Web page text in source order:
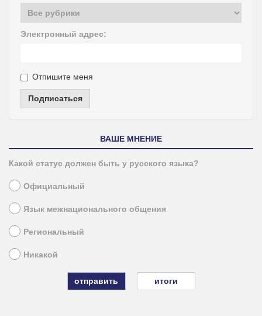
Электронный адрес:
Отпишите меня
Подписаться
ВАШЕ МНЕНИЕ
Какой статус должен быть у русского языка?
Официальный
Язык межнационального общения
Региональный
Никакой
итоги